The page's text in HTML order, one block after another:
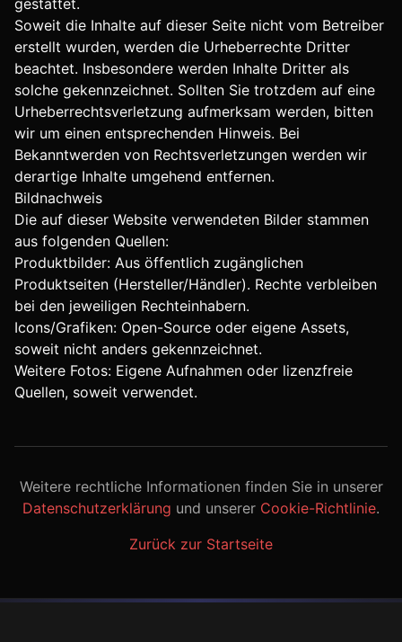
gestattet.
Soweit die Inhalte auf dieser Seite nicht vom Betreiber
erstellt wurden, werden die Urheberrechte Dritter
beachtet. Insbesondere werden Inhalte Dritter als
solche gekennzeichnet. Sollten Sie trotzdem auf eine
Urheberrechtsverletzung aufmerksam werden, bitten
wir um einen entsprechenden Hinweis. Bei
Bekanntwerden von Rechtsverletzungen werden wir
derartige Inhalte umgehend entfernen.
Bildnachweis
Die auf dieser Website verwendeten Bilder stammen
aus folgenden Quellen:
Produktbilder: Aus öffentlich zugänglichen
Produktseiten (Hersteller/Händler). Rechte verbleiben
bei den jeweiligen Rechteinhabern.
Icons/Grafiken: Open-Source oder eigene Assets,
soweit nicht anders gekennzeichnet.
Weitere Fotos: Eigene Aufnahmen oder lizenzfreie
Quellen, soweit verwendet.
Weitere rechtliche Informationen finden Sie in unserer
Datenschutzerklärung und unserer Cookie-Richtlinie.
Zurück zur Startseite